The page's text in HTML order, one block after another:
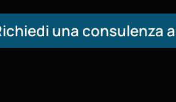
una consulenza a